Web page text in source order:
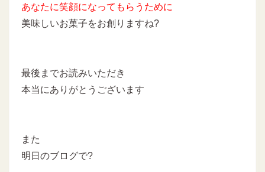
あなたに笑顔になってもらうために
美味しいお菓子をお創りますね?
最後までお読みいただき
本当にありがとうございます
また
明日のブログで?